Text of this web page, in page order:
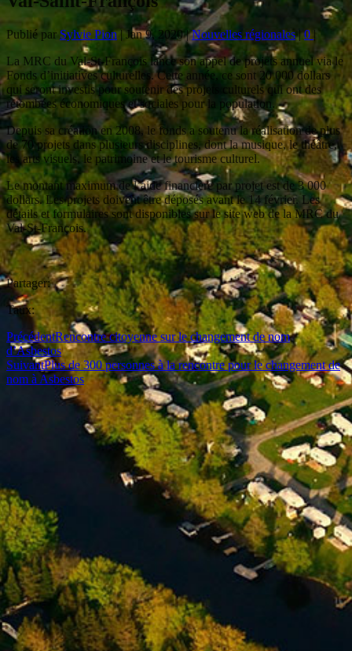
Publié par Sylvie Pion|Jan 9, 2020|Nouvelles régionales|0
La MRC du Val-St-François lance son appel de projets annuel via le
Fonds d’initiatives culturelles. Cette année, ce sont 20 000 dollars
qui seront investis pour soutenir des projets culturels qui ont des
retombées économiques et sociales pour la population.
Depuis sa création en 2008, le fonds a soutenu la réalisation de plus
de 70 projets dans plusieurs disciplines, dont la musique, le théâtre,
les arts visuels, le patrimoine et le tourisme culturel.
Le montant maximum de l’aide financière par projet est de 3 000
dollars. Les projets doivent être déposés avant le 14 février. Les
détails et formulaires sont disponibles sur le site web de la MRC du
Val-St-François.
Partager:
Taux:
PrécédentRencontre citoyenne sur le changement de nom
d’Asbestos
SuivantPlus de 300 personnes à la rencontre pour le changement de
nom à Asbestos